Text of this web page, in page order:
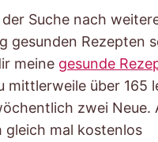
Suche nach
gesunden Rezepten
meine gesunde
mittlerweile über 165
zwei Neue.
gleich mal kostenlos